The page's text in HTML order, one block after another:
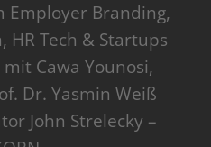
Employer Branding,
HR Tech & Startups
Cawa Younosi,
Dr. Yasmin Weiß
John Strelecky –